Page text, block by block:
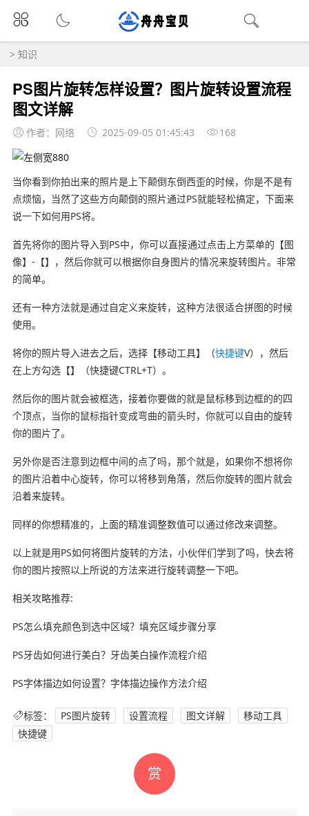
> 知识
PS图片旋转怎样设置？图片旋转设置流程
图文详解
作者：网络 2025-09-05 01:45:43 168
当你看到你拍出来的照片是上下颠倒东倒西歪的时候，你是不是有
点烦恼，当然了这些方向颠倒的照片通过PS就能轻松搞定，下面来
说一下如何用PS将。
首先将你的图片导入到PS中，你可以直接通过点击上方菜单的【图
像】-【】，然后你就可以根据你自身图片的情况来旋转图片。非常
的简单。
还有一种方法就是通过自定义来旋转，这种方法很适合拼图的时候
使用。
将你的照片导入进去之后，选择【移动工具】（快捷键V），然后
在上方勾选【】（快捷键CTRL+T）。
然后你的图片就会被框选，接着你要做的就是鼠标移到边框的的四
个顶点，当你的鼠标指针变成弯曲的箭头时，你就可以自由的旋转
你的图片了。
另外你是否注意到边框中间的点了吗，那个就是，如果你不想将你
的图片沿着中心旋转，你可以将移到角落，然后你旋转的图片就会
沿着来旋转。
同样的你想精准的，上面的精准调整数值可以通过修改来调整。
以上就是用PS如何将图片旋转的方法，小伙伴们学到了吗，快去将
你的图片按照以上所说的方法来进行旋转调整一下吧。
相关攻略推荐:
PS怎么填充颜色到选中区域？填充区域步骤分享
PS牙齿如何进行美白？牙齿美白操作流程介绍
PS字体描边如何设置？字体描边操作方法介绍
标签： PS图片旋转 设置流程 图文详解
移动工具
快捷键
赏